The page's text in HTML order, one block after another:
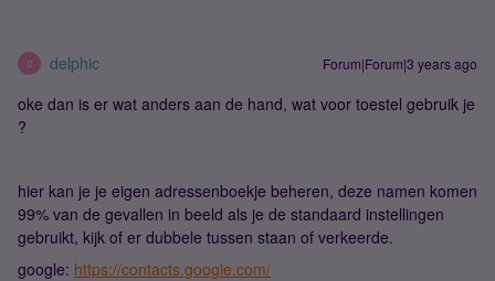
D delphic Forum|Forum|3 years ago
oke dan is er wat anders aan de hand, wat voor toestel gebruik je
?
hier kan je je eigen adressenboekje beheren, deze namen komen
99% van de gevallen in beeld als je de standaard instellingen
gebruikt, kijk of er dubbele tussen staan of verkeerde.
google: https://contacts.google.com/